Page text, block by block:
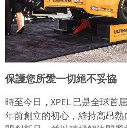
保護您所愛一切絕不妥協
時至今日，XPEL 已是全球首
年前創立的初心，維持高昂